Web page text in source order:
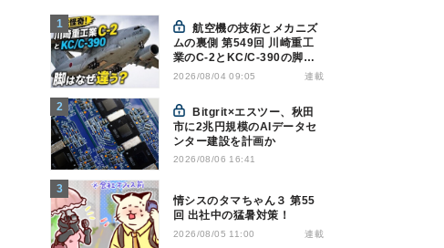
航空機の技術とメカニズ
ムの裏側 第549回 川崎重工
業のC-2とKC/C-390の脚は
なぜ違う? - 降着装置は複雑
2026/08/04 09:05 連載
市に2兆円規模のAIデータセ
ンター建設を計画か
2026/08/06 16:41
情シスのタマちゃん３ 第55
回 出社中の猛暑対策！
2026/08/05 11:00 連載